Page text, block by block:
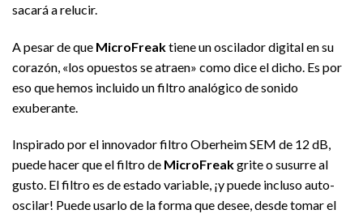
sacará a relucir.
A pesar de que MicroFreaktiene un oscilador digital en su
corazón, «los opuestos se atraen» como dice el dicho. Es por
eso que hemos incluido un filtro analógico de sonido
exuberante.
Inspirado por el innovador filtro Oberheim SEM de 12 dB,
puede hacer que el filtro de MicroFreakgrite o susurre al
gusto. El filtro es de estado variable, ¡y puede incluso auto-
oscilar! Puede usarlo de la forma que desee, desde tomar el